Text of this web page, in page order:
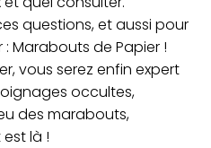
questions, et aussi pour
Marabouts de Papier !
vous serez enfin expert
occultes,
des marabouts,
là !